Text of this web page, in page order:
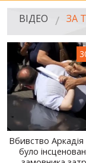
ГОЛОВНА
ВІДЕО
UKRSTREAM.TV
ВІДЕО ЗМІ
АМАТОРСЬКЕ ВІДЕО
ХУДОЖНІ ТА
ВІДЕО ЗА
Вбивство
було